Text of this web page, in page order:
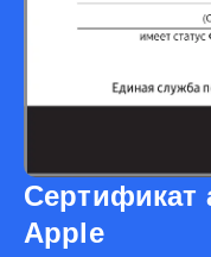
Сертификат
Apple